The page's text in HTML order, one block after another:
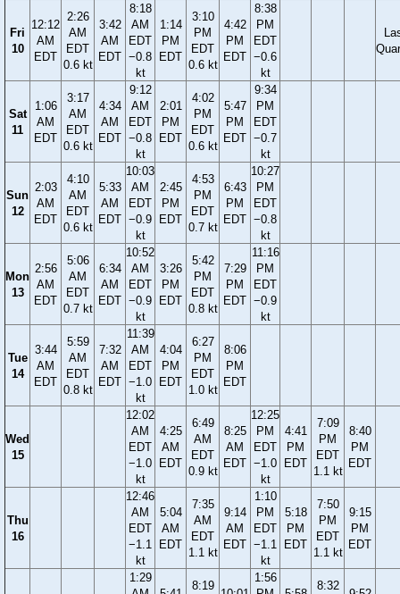
Fri
10
12:12
AM
EDT
2:26
AM
EDT
0.6 kt
3:42
AM
EDT
8:18
AM
EDT
−0.8
kt
1:14
PM
EDT
3:10
PM
EDT
0.6 kt
4:42
PM
EDT
8:38
PM
EDT
−0.6
kt
Sat
11
1:06
AM
EDT
3:17
AM
EDT
0.6 kt
4:34
AM
EDT
9:12
AM
EDT
−0.8
kt
2:01
PM
EDT
4:02
PM
EDT
0.6 kt
5:47
PM
EDT
9:34
PM
EDT
−0.7
kt
Sun
12
2:03
AM
EDT
4:10
AM
EDT
0.6 kt
5:33
AM
EDT
10:03
AM
EDT
−0.9
kt
2:45
PM
EDT
4:53
PM
EDT
0.7 kt
6:43
PM
EDT
10:27
PM
EDT
−0.8
kt
Mon
13
2:56
AM
EDT
5:06
AM
EDT
0.7 kt
6:34
AM
EDT
10:52
AM
EDT
−0.9
kt
3:26
PM
EDT
5:42
PM
EDT
0.8 kt
7:29
PM
EDT
11:16
PM
EDT
−0.9
kt
Tue
14
3:44
AM
EDT
5:59
AM
EDT
0.8 kt
7:32
AM
EDT
11:39
AM
EDT
−1.0
kt
4:04
PM
EDT
6:27
PM
EDT
1.0 kt
8:06
PM
EDT
Wed
15
12:02
AM
EDT
−1.0
kt
4:25
AM
EDT
6:49
AM
EDT
0.9 kt
8:25
AM
EDT
12:25
PM
EDT
−1.0
kt
4:41
PM
EDT
7:09
PM
EDT
1.1 kt
8:40
PM
EDT
Thu
16
12:46
AM
EDT
−1.1
kt
5:04
AM
EDT
7:35
AM
EDT
1.1 kt
9:14
AM
EDT
1:10
PM
EDT
−1.1
kt
5:18
PM
EDT
7:50
PM
EDT
1.1 kt
9:15
PM
EDT
1:29
8:19
1:56
8:32